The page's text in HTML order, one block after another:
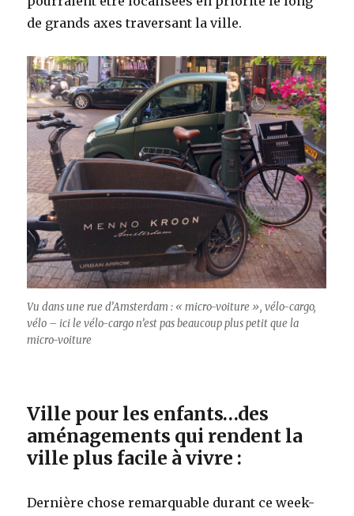
de grands axes traversant la ville.
Vu dans une rue d’Amsterdam : « micro-voiture », vélo-cargo,
vélo – ici le vélo-cargo n’est pas beaucoup plus petit que la
micro-voiture
Ville pour les enfants…des
aménagements qui rendent la
ville plus facile à vivre :
Dernière chose remarquable durant ce week-